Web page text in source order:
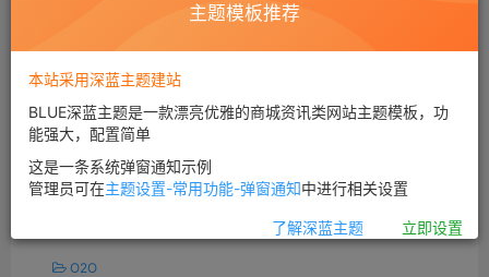
6%。受此消息影响，Fitbit股价在今日美股早盘中跌幅一
度达到14.22%，最低达到6.18美元。相比一年内的最高股
价18.82美元已跌去大半。
©版权声明
文章版权归作者所有，未经允许请勿转载。
O2O
主题模板推荐
本站采用深蓝主题建站
BLUE深蓝主题是一款漂亮优雅的商城资讯类网站主题模板，功
能强大，配置简单
这是一条系统弹窗通知示例
管理员可在主题设置-常用功能-弹窗通知中进行相关设置
了解深蓝主题 立即设置